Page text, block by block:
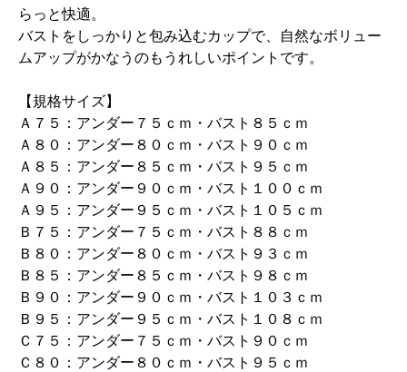
らっと快適。
バストをしっかりと包み込むカップで、自然なボリュー
ムアップがかなうのもうれしいポイントです。
【規格サイズ】
Ａ７５：アンダー７５ｃｍ・バスト８５ｃｍ
Ａ８０：アンダー８０ｃｍ・バスト９０ｃｍ
Ａ８５：アンダー８５ｃｍ・バスト９５ｃｍ
Ａ９０：アンダー９０ｃｍ・バスト１００ｃｍ
Ａ９５：アンダー９５ｃｍ・バスト１０５ｃｍ
Ｂ７５：アンダー７５ｃｍ・バスト８８ｃｍ
Ｂ８０：アンダー８０ｃｍ・バスト９３ｃｍ
Ｂ８５：アンダー８５ｃｍ・バスト９８ｃｍ
Ｂ９０：アンダー９０ｃｍ・バスト１０３ｃｍ
Ｂ９５：アンダー９５ｃｍ・バスト１０８ｃｍ
Ｃ７５：アンダー７５ｃｍ・バスト９０ｃｍ
Ｃ８０：アンダー８０ｃｍ・バスト９５ｃｍ